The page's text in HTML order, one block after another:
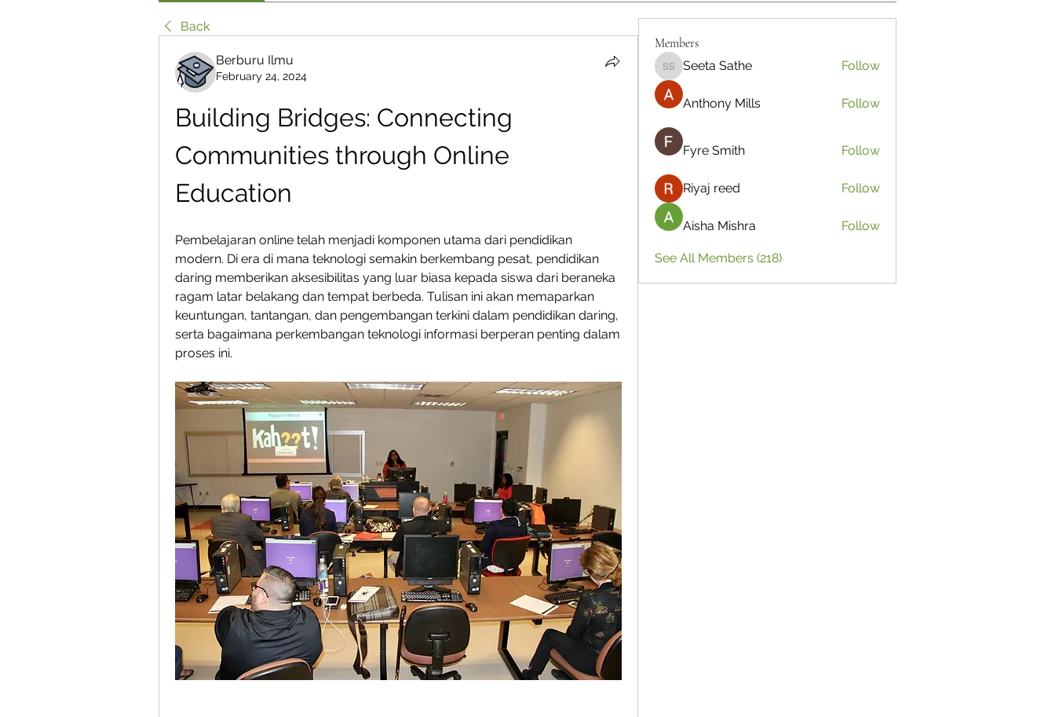
Back
Berburu Ilmu
February 24, 2024
Building Bridges: Connecting
Communities through Online
Education
Pembelajaran online telah menjadi komponen utama dari pendidikan
modern. Di era di mana teknologi semakin berkembang pesat, pendidikan
daring memberikan aksesibilitas yang luar biasa kepada siswa dari beraneka
ragam latar belakang dan tempat berbeda. Tulisan ini akan memaparkan
keuntungan, tantangan, dan pengembangan terkini dalam pendidikan daring,
serta bagaimana perkembangan teknologi informasi berperan penting dalam
proses ini.
Members
Seeta Sathe
Seeta Sathe Follow
Anthony Mills Follow
Fyre Smith Follow
Riyaj reed Follow
Aisha Mishra Follow
See All Members (218)